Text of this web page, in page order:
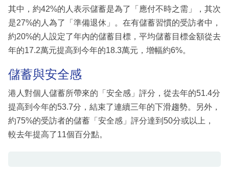
其中，約42%的人表示儲蓄是為了「應付不時之需」，其次
是27%的人為了「準備退休」。在有儲蓄習慣的受訪者中，
約20%的人設定了年內的儲蓄目標，平均儲蓄目標金額從去
年的17.2萬元提高到今年的18.3萬元，增幅約6%。
儲蓄與安全感
港人對個人儲蓄所帶來的「安全感」評分，從去年的51.4分
提高到今年的53.7分，結束了連續三年的下滑趨勢。另外，
約75%的受訪者的儲蓄「安全感」評分達到50分或以上，
較去年提高了11個百分點。